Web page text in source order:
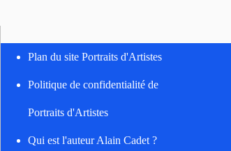
Plan du site Portraits d'Artistes
Politique de confidentialité de
Portraits d'Artistes
Qui est l'auteur Alain Cadet ?